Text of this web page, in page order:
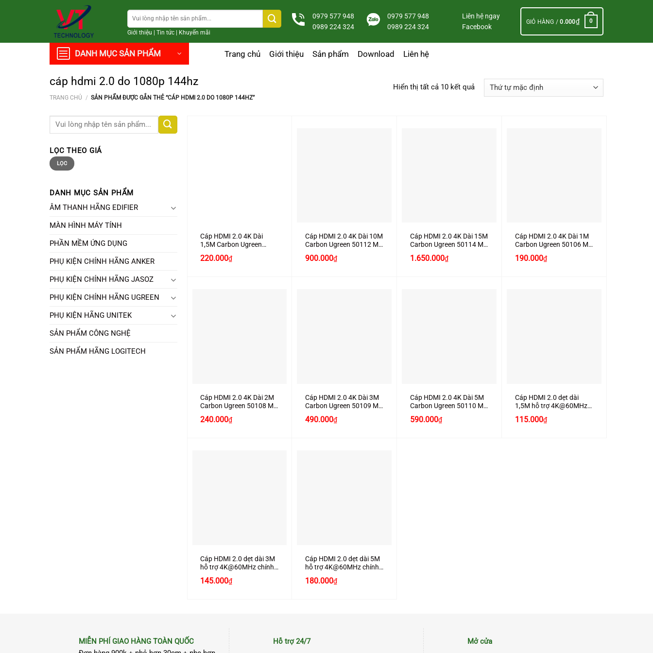
Tìm
kiếm:
Giới thiệu Tin tức| Khuyến mãi
0979 577 948
0989 224 324
0979 577 948
0989 224 324
Liên hệ ngay
Facebook
GIỎ HÀNG /0.000₫ 0
DANH MỤC SẢN PHẨM Trang chủ Giới thiệu Sản phẩm Download Liên hệ
cáp hdmi 2.0 do 1080p 144hz
TRANG CHỦ / SẢN PHẨM ĐƯỢC GẮN THẺ “CÁP HDMI 2.0 DO 1080P 144HZ”
Hiển thị tất cả 10 kết quả
Tìm
LỌC THEO GIÁ
Giá
thấp
nhất
Giá
cao
nhất
LỌC
DANH MỤC SẢN PHẨM
ÂM THANH HÃNG EDIFIER
MÀN HÌNH MÁY TÍNH
PHẦN MỀM ỨNG DỤNG
PHỤ KIỆN CHÍNH HÃNG ANKER
PHỤ KIỆN CHÍNH HÃNG JASOZ
PHỤ KIỆN CHÍNH HÃNG UGREEN
PHỤ KIỆN HÃNG UNITEK
SẢN PHẨM CÔNG NGHỆ
SẢN PHẨM HÃNG LOGITECH
Cáp HDMI 2.0 4K Dài
1,5M Carbon Ugreen
Hãng Ugreen Cao Cấp
220.000₫
Cáp HDMI 2.0 4K Dài 10M
Carbon Ugreen 50112 Mạ
Cao Cấp (60Hz)
900.000₫
Cáp HDMI 2.0 4K Dài 15M
Carbon Ugreen 50114 Mạ
Cao Cấp (60Hz)
1.650.000₫
Cáp HDMI 2.0 4K Dài 1M
Carbon Ugreen 50106 Mạ
Cao Cấp (60Hz)
190.000₫
Cáp HDMI 2.0 4K Dài 2M
Carbon Ugreen 50108 Mạ
Cao Cấp (60Hz)
240.000₫
Cáp HDMI 2.0 4K Dài 3M
Carbon Ugreen 50109 Mạ
Cao Cấp (60Hz)
490.000₫
Cáp HDMI 2.0 4K Dài 5M
Carbon Ugreen 50110 Mạ
Cao Cấp (60Hz)
590.000₫
Cáp HDMI 2.0 dẹt dài
1,5M hỗ trợ 4K@60MHz
cao cấp
115.000₫
Cáp HDMI 2.0 dẹt dài 3M
hỗ trợ 4K@60MHz chính
cấp
145.000₫
Cáp HDMI 2.0 dẹt dài 5M
hỗ trợ 4K@60MHz chính
cấp
180.000₫
MIỄN PHÍ GIAO HÀNG TOÀN QUỐC
Hỗ trợ 24/7 Mở cửa